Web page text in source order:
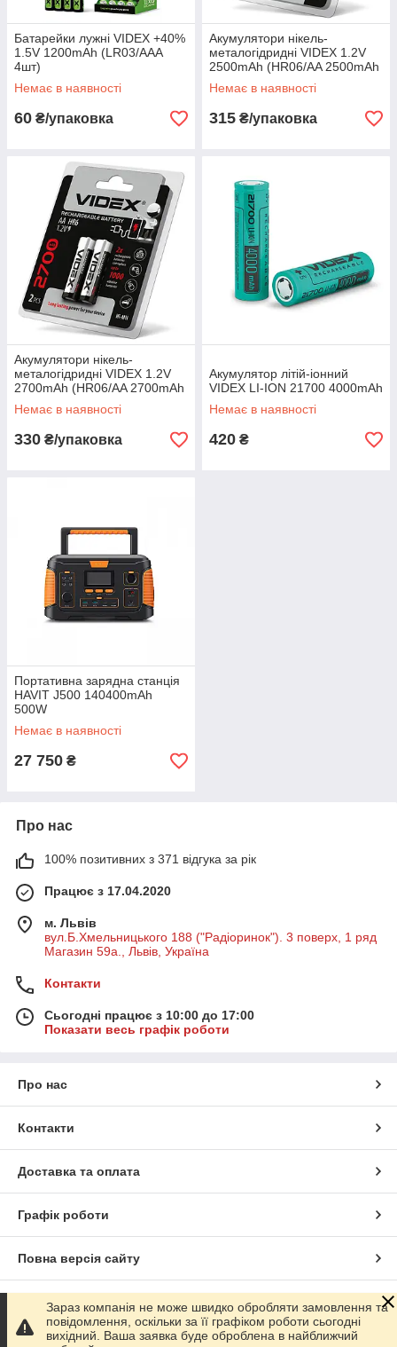
Батарейки лужні VIDEX +40%
1.5V 1200mAh (LR03/AAA
4шт)
Немає в наявності
60 ₴/упаковка
Акумулятори нікель-
металогідридні VIDEX 1.2V
2500mAh (HR06/AA 2500mAh
double blister 2шт)
Немає в наявності
315 ₴/упаковка
Акумулятори нікель-
металогідридні VIDEX 1.2V
2700mAh (HR06/AA 2700mAh
double blister 2шт)
Немає в наявності
330 ₴/упаковка
Акумулятор літій-іонний
VIDEX LI-ION 21700 4000mAh
Немає в наявності
420 ₴
Портативна зарядна станція
HAVIT J500 140400mAh
500W
Немає в наявності
27 750 ₴
Про нас
100% позитивних з 371 відгука за рік
Працює з 17.04.2020
м. Львів
вул.Б.Хмельницького 188 ("Радіоринок"). 3 поверх, 1 ряд
Магазин 59а., Львів, Україна
Контакти
Сьогодні працює з 10:00 до 17:00
Показати весь графік роботи
Про нас
Контакти
Доставка та оплата
Графік роботи
Повна версія сайту
Сайт створено на маркетплейсі Prom.ua
Зараз компанія не може швидко обробляти замовлення та
повідомлення, оскільки за її графіком роботи сьогодні
вихідний. Ваша заявка буде оброблена в найближчий